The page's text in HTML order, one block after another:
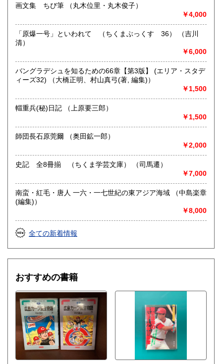
書籍の買取について
ブカルチャー、文庫、
カープグッズなど買取しております。
まずはご相談ください。
取り扱い分野
-
文学、歴史、郷土誌、原爆、思想、宗教、美術、古典籍、サ
ブカルチャー、文庫、 カープ
画文集 ちび筆 （丸木位里・丸木俊子）
￥4,000
「原爆一号」といわれて （ちくまぶっくす 36） （吉川
清）
￥6,000
バングラデシュを知るための66章【第3版】 (エリア・スタデ
ィーズ32) （大橋正明、村山真弓(著, 編集)）
￥1,500
輜重兵(秘)日記 （上原要三郎）
￥1,500
師団長石原莞爾 （奥田鉱一郎）
￥2,000
史記 全8冊揃 （ちくま学芸文庫） （司馬遷）
￥7,000
南蛮・紅毛・唐人 一六・一七世紀の東アジア海域 （中島楽章
(編集)）
￥8,000
全ての新着情報
おすすめの書籍